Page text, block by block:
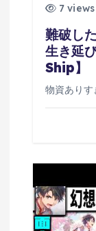
7 views
難破し
生き延
Ship】
物資あり